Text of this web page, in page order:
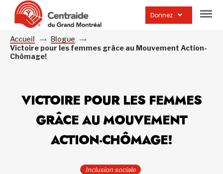
Donnez
la
Accueil
Blogue
Victoire pour les femmes grâce au Mouvement Action-
Chômage!
VICTOIRE POUR LES FEMMES
GRÂCE AU MOUVEMENT
ACTION-CHÔMAGE!
Inclusion sociale